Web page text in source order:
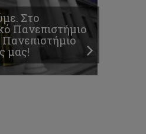
Στο
Πανεπιστήμιο
μας!